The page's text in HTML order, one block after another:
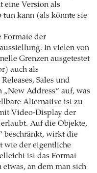
eine Version als
tun kann (als könnte sie
Formate der
In vielen von
Grenzen ausgetestet
auch als
Sales und
„New Address“ auf, was
Alternative ist zu
Video-Display der
Auf die Objekte,
beschränkt, wirkt die
wie der eigentliche
ist das Format
an dem man sich